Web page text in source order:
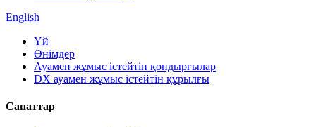
English
Үй
Өнімдер
Ауамен жұмыс істейтін қондырғылар
DX ауамен жұмыс істейтін құрылғы
Санаттар